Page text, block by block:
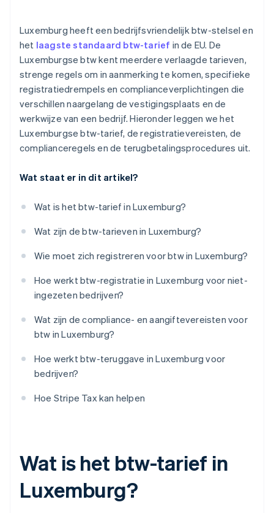
Luxemburg heeft een bedrijfsvriendelijk btw-stelsel en
het laagste standaard btw-tarief in de EU. De
Luxemburgse btw kent meerdere verlaagde tarieven,
strenge regels om in aanmerking te komen, specifieke
registratiedrempels en complianceverplichtingen die
verschillen naargelang de vestigingsplaats en de
werkwijze van een bedrijf. Hieronder leggen we het
Luxemburgse btw-tarief, de registratievereisten, de
complianceregels en de terugbetalingsprocedures uit.
Wat staat er in dit artikel?
Wat is het btw-tarief in Luxemburg?
Wat zijn de btw-tarieven in Luxemburg?
Wie moet zich registreren voor btw in Luxemburg?
Hoe werkt btw-registratie in Luxemburg voor niet-
ingezeten bedrijven?
Wat zijn de compliance- en aangiftevereisten voor
btw in Luxemburg?
Hoe werkt btw-teruggave in Luxemburg voor
bedrijven?
Hoe Stripe Tax kan helpen
Wat is het btw-tarief in
Luxemburg?